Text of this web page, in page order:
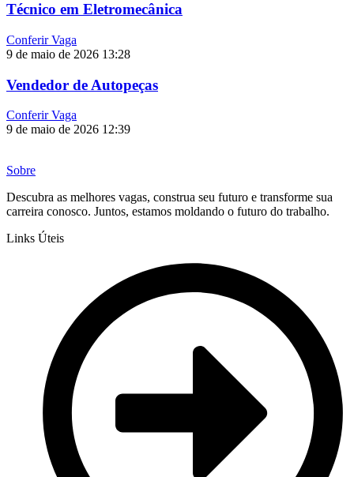
Técnico em Eletromecânica
Conferir Vaga
9 de maio de 2026 13:28
Vendedor de Autopeças
Conferir Vaga
9 de maio de 2026 12:39
Sobre
Descubra as melhores vagas, construa seu futuro e transforme sua
carreira conosco. Juntos, estamos moldando o futuro do trabalho.
Links Úteis